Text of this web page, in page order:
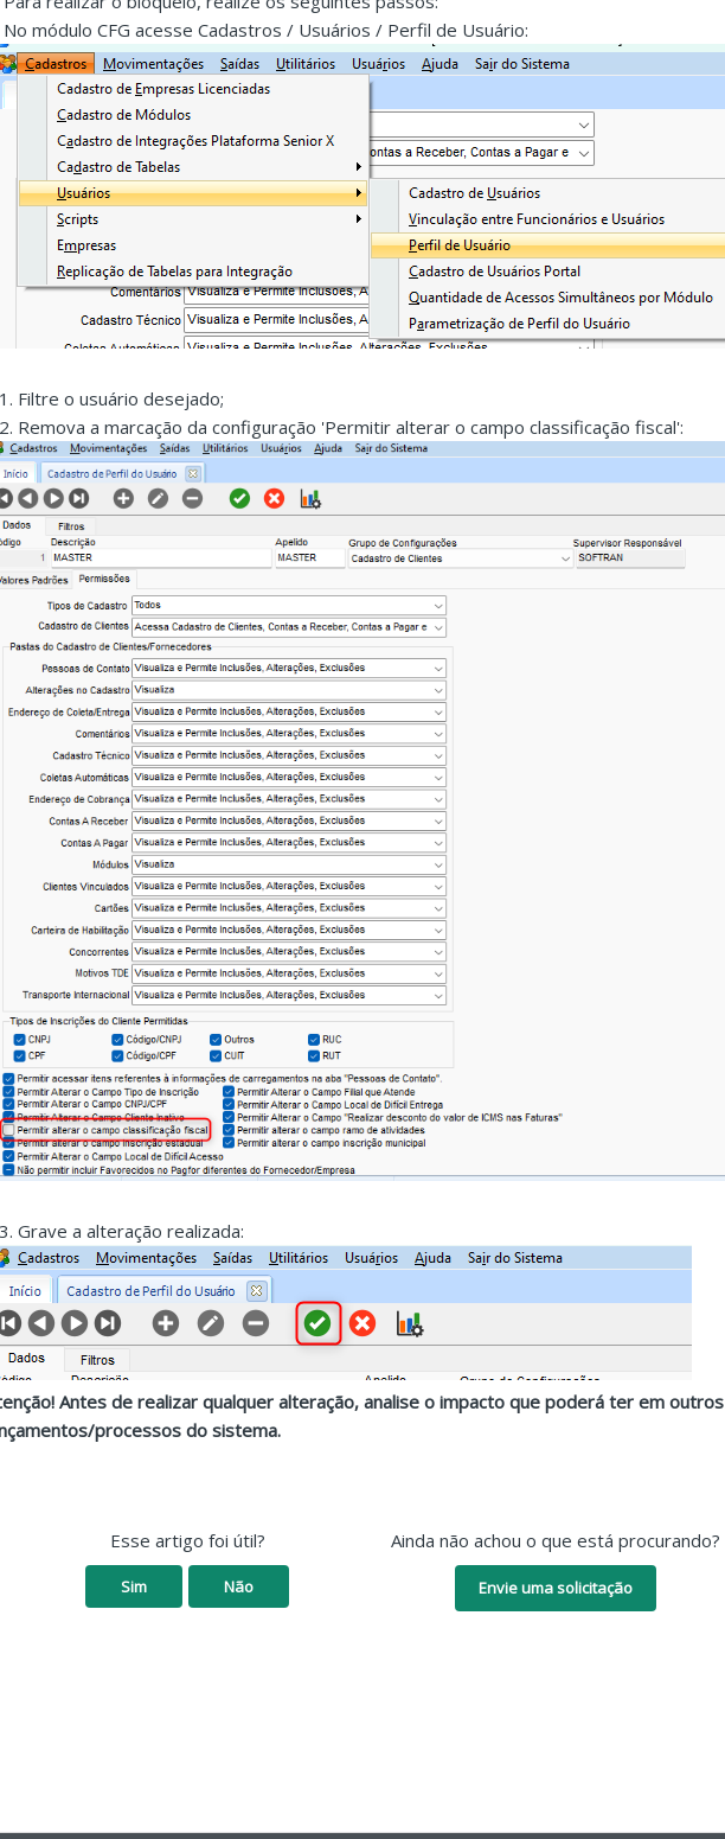
No módulo CFG acesse Cadastros / Usuários / Perfil de Usuário:
Filtre o usuário desejado;
Remova a marcação da configuração 'Permitir alterar o campo classificação fiscal':
Grave a alteração realizada:
Antes de realizar qualquer alteração, analise o impacto que poderá ter em outros
processos do sistema.
Esse artigo foi útil?
Sim Não
Ainda não achou o que está procurando?
Envie uma solicitação